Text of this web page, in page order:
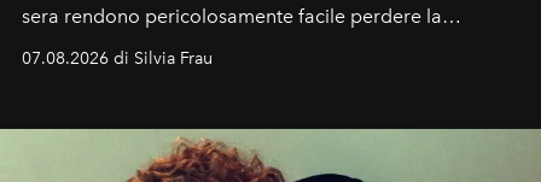
sera rendono pericolosamente facile perdere la
07.08.2026 di Silvia Frau